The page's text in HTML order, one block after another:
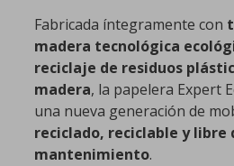
Fabricada íntegramente con
madera tecnológica
reciclaje de residuos
madera, la papelera Expert
una nueva generación de
reciclado, reciclable y libre
mantenimiento.